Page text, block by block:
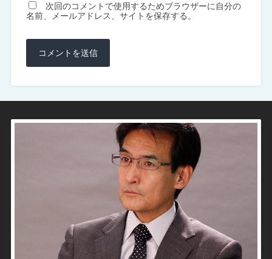
次回のコメントで使用するためブラウザーに自分の
名前、メールアドレス、サイトを保存する。